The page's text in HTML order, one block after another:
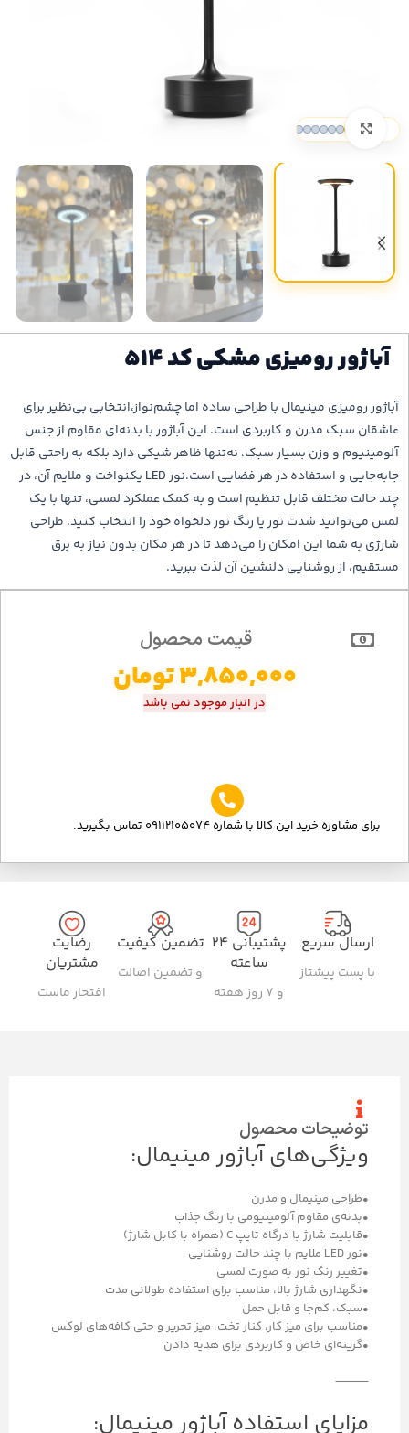
بزرگنمایی تصویر
آباژور رومیزی مشکی کد ۵۱۴
آباژور رومیزی مینیمال با طراحی ساده اما چشم‌نواز،انتخابی بی‌نظیر برای
عاشقان سبک مدرن و کاربردی است. این آباژور با بدنه‌ای مقاوم از جنس
آلومینیوم و وزن بسیار سبک، نه‌تنها ظاهر شیکی دارد بلکه به راحتی قابل
جابه‌جایی و استفاده در هر فضایی است.نور LED یکنواخت و ملایم آن، در
چند حالت مختلف قابل تنظیم است و به کمک عملکرد لمسی، تنها با یک
لمس می‌توانید شدت نور یا رنگ نور دلخواه خود را انتخاب کنید. طراحی
شارژی به شما این امکان را می‌دهد تا در هر مکان بدون نیاز به برق
مستقیم، از روشنایی دلنشین آن لذت ببرید.
قیمت محصول
3,850,000تومان
در انبار موجود نمی باشد
برای مشاوره خرید این کالا با شماره 09112105074 تماس بگیرید.
ارسال سریع
با پست پیشتاز
پشتیبانی ۲۴
ساعته
و ۷ روز هفته
تضمین کیفیت
و تضمین اصالت
رضایت
مشتریان
افتخار ماست
توضیحات محصول
ویژگی‌های آباژور مینیمال:
•طراحی مینیمال و مدرن
•بدنه‌ی مقاوم آلومینیومی با رنگ جذاب
•قابلیت شارژ با درگاه تایپ C (همراه با کابل شارژ)
•نور LED ملایم با چند حالت روشنایی
•تغییر رنگ نور به صورت لمسی
•نگهداری شارژ بالا، مناسب برای استفاده طولانی مدت
•سبک، کم‌جا و قابل حمل
•مناسب برای میز کار، کنار تخت، میز تحریر و حتی کافه‌های لوکس
•گزینه‌ای خاص و کاربردی برای هدیه دادن
⸻
مزایای استفاده آباژور مینیمال: